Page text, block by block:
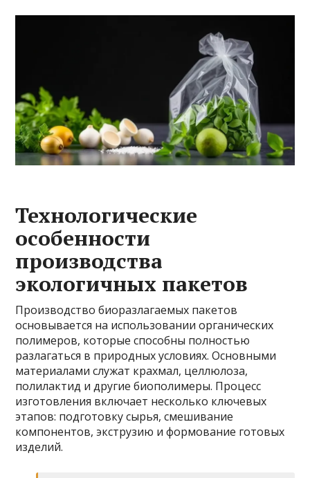
Технологические
особенности
производства
экологичных пакетов
Производство биоразлагаемых пакетов
основывается на использовании органических
полимеров, которые способны полностью
разлагаться в природных условиях. Основными
материалами служат крахмал, целлюлоза,
полилактид и другие биополимеры. Процесс
изготовления включает несколько ключевых
этапов: подготовку сырья, смешивание
компонентов, экструзию и формование готовых
изделий.